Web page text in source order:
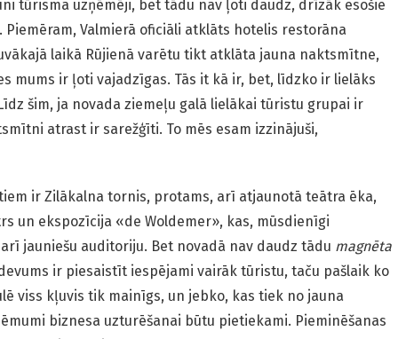
tūrisma uzņēmēji, bet tādu nav ļoti daudz, drīzāk esošie
Valmierā oficiāli atklāts hotelis restorāna
laikā Rūjienā varētu tikt atklāta jauna naktsmītne,
mums ir ļoti vajadzīgas. Tās it kā ir, bet, līdzko ir lielāks
šim, ja novada ziemeļu galā lielākai tūristu grupai ir
atrast ir sarežģīti. To mēs esam izzinājuši,
ir Zilākalna tornis, protams, arī atjaunotā teātra ēka,
un ekspozīcija «de Woldemer», kas, mūsdienīgi
jauniešu auditoriju. Bet novadā nav daudz tādu magnēta
ir piesaistīt iespējami vairāk tūristu, taču pašlaik ko
viss kļuvis tik mainīgs, un jebko, kas tiek no jauna
biznesa uzturēšanai būtu pietiekami. Pieminēšanas